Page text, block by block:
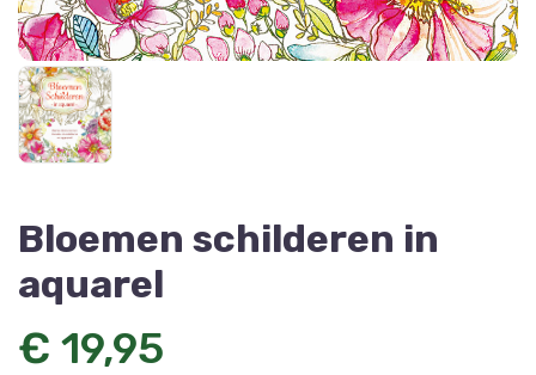
Bloemen schilderen in
aquarel
€ 19,95